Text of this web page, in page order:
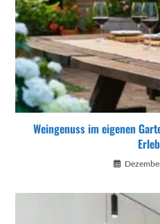
Weingenuss im eigenen